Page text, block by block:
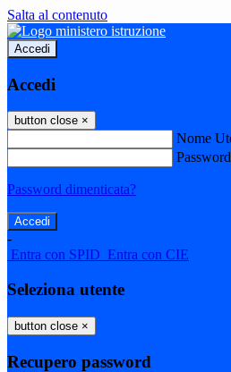
Salta al contenuto
Accedi
Accedi
button close ×
Nome
Password
Password dimenticata?
-
Entra con SPID Entra con CIE
Seleziona utente
button close ×
Recupero password